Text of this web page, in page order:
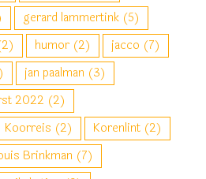
gerard lammertink (5)
humor (2) jacco (7)
jan paalman (3)
2022 (2)
Koorreis (2) Korenlint (2)
Brinkman (7)